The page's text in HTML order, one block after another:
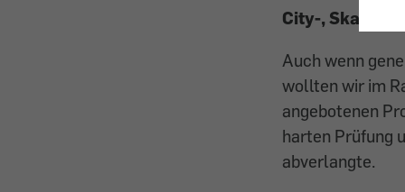
City-, Skater-
Auch wenn
wollten wir im
angebo­tenen
harten ­Prüfung
abverlangte.